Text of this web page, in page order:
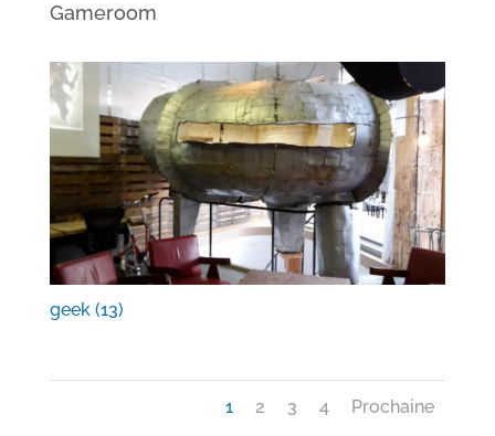
Gameroom
geek (13)
1 2 3 4 Prochaine